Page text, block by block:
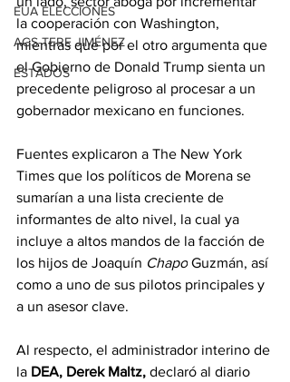
EUA ELECCIONES
AGS-TERE JIMÉNEZ
ESTADOS
la cooperación con Washington,
mientras que por el otro argumenta que
el Gobierno de Donald Trump sienta un
precedente peligroso al procesar a un
gobernador mexicano en funciones.
Fuentes explicaron a The New York
Times que los políticos de Morena se
sumarían a una lista creciente de
informantes de alto nivel, la cual ya
incluye a altos mandos de la facción de
los hijos de Joaquín Chapo Guzmán, así
como a uno de sus pilotos principales y
a un asesor clave.
Al respecto, el administrador interino de
la DEA, Derek Maltz, declaró al diario